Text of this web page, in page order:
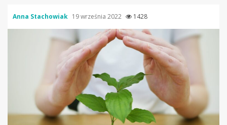
Anna Stachowiak 19 września 2022 1428